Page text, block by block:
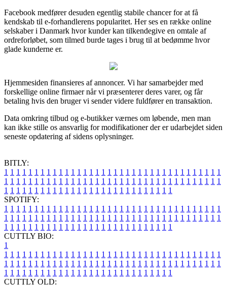
Facebook medfører desuden egentlig stabile chancer for at få
kendskab til e-forhandlerens popularitet. Her ses en række online
selskaber i Danmark hvor kunder kan tilkendegive en omtale af
ordreforløbet, som tilmed burde tages i brug til at bedømme hvor
glade kunderne er.
Hjemmesiden finansieres af annoncer. Vi har samarbejder med
forskellige online firmaer når vi præsenterer deres varer, og får
betaling hvis den bruger vi sender videre fuldfører en transaktion.
Data omkring tilbud og e-butikker værnes om løbende, men man
kan ikke stille os ansvarlig for modifikationer der er udarbejdet siden
seneste opdatering af sidens oplysninger.
BITLY:
1 1 1 1 1 1 1 1 1 1 1 1 1 1 1 1 1 1 1 1 1 1 1 1 1 1 1 1 1 1 1 1 1 1 1 1
1 1 1 1 1 1 1 1 1 1 1 1 1 1 1 1 1 1 1 1 1 1 1 1 1 1 1 1 1 1 1 1 1 1 1 1
1 1 1 1 1 1 1 1 1 1 1 1 1 1 1 1 1 1 1 1 1 1 1 1 1 1 1 1
SPOTIFY:
1 1 1 1 1 1 1 1 1 1 1 1 1 1 1 1 1 1 1 1 1 1 1 1 1 1 1 1 1 1 1 1 1 1 1 1
1 1 1 1 1 1 1 1 1 1 1 1 1 1 1 1 1 1 1 1 1 1 1 1 1 1 1 1 1 1 1 1 1 1 1 1
1 1 1 1 1 1 1 1 1 1 1 1 1 1 1 1 1 1 1 1 1 1 1 1 1 1 1 1
CUTTLY BIO:
1
1 1 1 1 1 1 1 1 1 1 1 1 1 1 1 1 1 1 1 1 1 1 1 1 1 1 1 1 1 1 1 1 1 1 1 1
1 1 1 1 1 1 1 1 1 1 1 1 1 1 1 1 1 1 1 1 1 1 1 1 1 1 1 1 1 1 1 1 1 1 1 1
1 1 1 1 1 1 1 1 1 1 1 1 1 1 1 1 1 1 1 1 1 1 1 1 1 1 1 1
CUTTLY OLD: